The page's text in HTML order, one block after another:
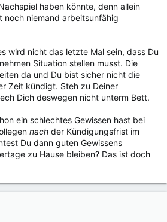
haben könnte, denn allein
noch niemand arbeitsunfähig
wird nicht das letzte Mal sein, dass Du
Situation stellen musst. Die
da und Du bist sicher nicht die
Zeit kündigt. Steh zu Deiner
Dich deswegen nicht unterm Bett.
ein schlechtes Gewissen hast bei
nach der Kündigungsfrist im
Du dann guten Gewissens
zu Hause bleiben? Das ist doch